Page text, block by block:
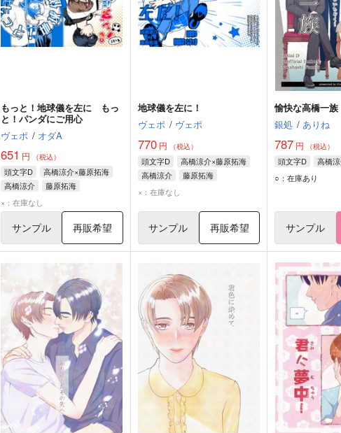
もっと！地球儀を左に もっ
と！パンダにご用心
ヴェポ / オダA
651 円 （税込）
頭文字D
高橋涼介×藤原拓海
高橋涼介
藤原拓海
×：在庫なし
サンプル 再販希望
地球儀を左に！
ヴェポ / ヴェポ
770円 （税込）
頭文字D
高橋涼介×藤原拓海
高橋涼介
藤原拓海
×：在庫なし
サンプル 再販希望
愉快な高橋一族
銀処 / ありね
787 円 （税込）
頭文字D 高橋
○：在庫あり
サンプル